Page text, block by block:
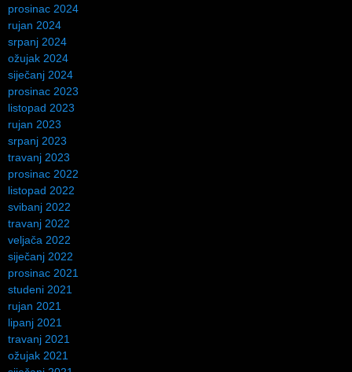
prosinac 2024
rujan 2024
srpanj 2024
ožujak 2024
siječanj 2024
prosinac 2023
listopad 2023
rujan 2023
srpanj 2023
travanj 2023
prosinac 2022
listopad 2022
svibanj 2022
travanj 2022
veljača 2022
siječanj 2022
prosinac 2021
studeni 2021
rujan 2021
lipanj 2021
travanj 2021
ožujak 2021